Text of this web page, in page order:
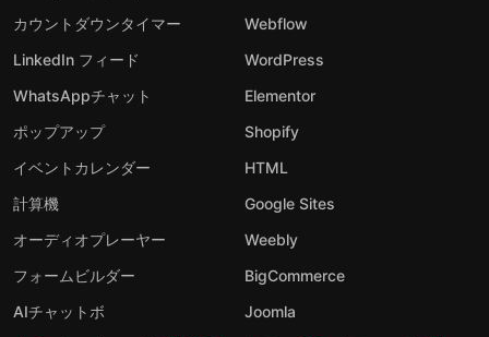
カウントダウンタイマー
LinkedIn フィード
WhatsAppチャット
ポップアップ
イベントカレンダー
計算機
オーディオプレーヤー
フォームビルダー
AIチャットボ
Webflow
WordPress
Elementor
Shopify
HTML
Google Sites
Weebly
BigCommerce
Joomla